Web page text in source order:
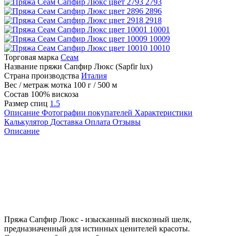
2793
2896
2918
10001
10009
10010
Торговая марка Сеам
Название пряжи Сапфир Люкс (Sapfir lux)
Страна производства Италия
Вес / метраж мотка 100 г / 500 м
Состав 100% вискоза
Размер спиц 1.5
Описание Фотографии покупателей Характеристики
Калькулятор Доставка Оплата Отзывы
Описание
Пряжа Сапфир Люкс - изысканный вискозный шелк,
предназначенный для истинных ценителей красоты.